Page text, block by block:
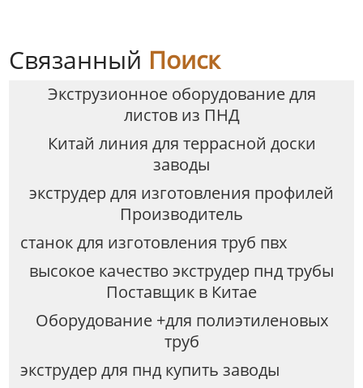
Связанный Поиск
Экструзионное оборудование для
листов из ПНД
Китай линия для террасной доски
заводы
экструдер для изготовления профилей
Производитель
станок для изготовления труб пвх
высокое качество экструдер пнд трубы
Поставщик в Китае
Оборудование +для полиэтиленовых
труб
экструдер для пнд купить заводы